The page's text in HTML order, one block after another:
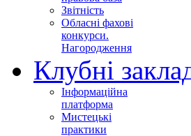
Звітність
Обласні фахові
конкурси.
Нагородження
Клубні
Інформаційна
платформа
Мистецькі
практики